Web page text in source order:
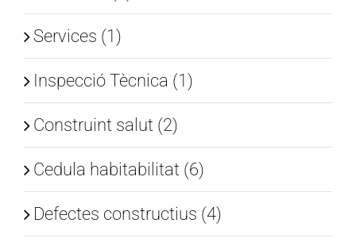
Services (1)
Inspecció Tècnica (1)
Construint salut (2)
Cedula habitabilitat (6)
Defectes constructius (4)